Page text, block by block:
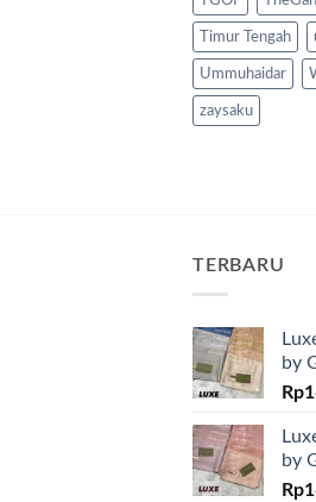
Timur Tengah
Ummuhaidar
zaysaku
TERBARU
by
Rp
by
Rp